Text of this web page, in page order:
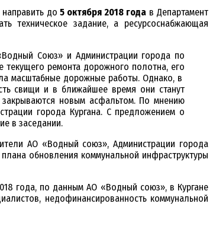
направить до5 октября 2018 года в Департамент
техническое задание, а ресурсоснабжающая
Союз» и Администрации города по
текущего ремонта дорожного полотна, его
масштабные дорожные работы. Однако, в
свищи и в ближайшее время они станут
закрываются новым асфальтом. По мнению
города Кургана. С предложением о
в заседании.
АО «Водный союз», Администрации города
обновления коммунальной инфраструктуры
года, по данным АО «Водный союз», в Кургане
недофинансированность коммунальной